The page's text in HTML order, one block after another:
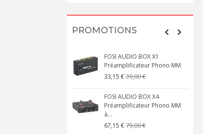
PROMOTIONS
FOSI AUDIO BOX X1
Préamplificateur Phono MM
33,15 €39,00 €
FOSI AUDIO BOX X4
Préamplificateur Phono MM
à...
67,15 €79,00 €